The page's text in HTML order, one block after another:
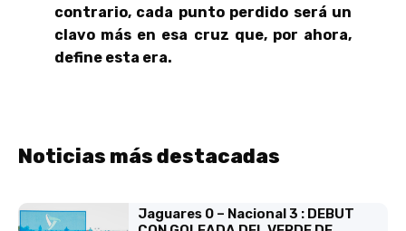
contrario, cada punto perdido será un
clavo más en esa cruz que, por ahora,
define esta era.
Noticias más destacadas
Jaguares 0 – Nacional 3 : DEBUT